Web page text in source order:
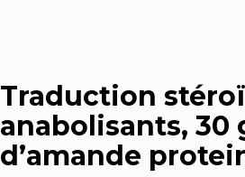
Traduction
anabolisants, 30
d’amande